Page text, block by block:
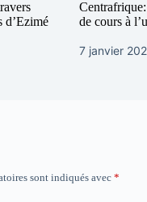
d’Ezimé
de cours à
7 janvier
sont indiqués avec *